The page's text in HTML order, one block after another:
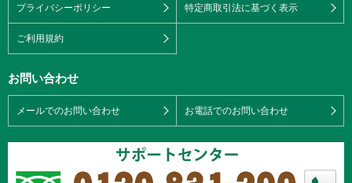
プライバシーポリシー 特定商取引法に基づく表示
ご利用規約
お問い合わせ
メールでのお問い合わせ お電話でのお問い合わせ